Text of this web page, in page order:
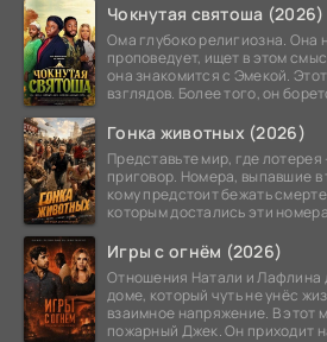
Чокнутая святоша (2026)
Ома глубоко религиозна. Она
проповедует, ищет в этом
она знакомится с Эмекой.
взглядов. Более того, он
Гонка животных (2026)
Представьте мир, где
приговор. Номера, выпавшие
кому предстоит бежать
которым достались эти
Игры с огнём (2026)
Отношения Натали и Лафлина
доме, который чуть не унёс
взаимное напряжение. В этот
пожарный Джек. Он приходит